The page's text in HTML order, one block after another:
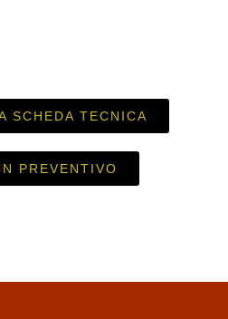
SCHEDA TECNICA
PREVENTIVO